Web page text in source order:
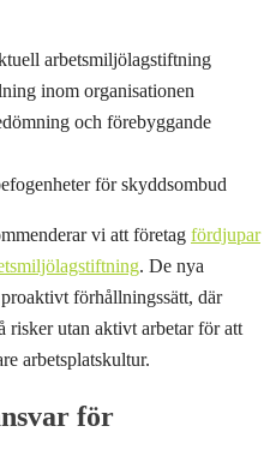
arbetsmiljölagstiftning
inom organisationen
och förebyggande
för skyddsombud
vi att företag fördjupar
. De nya
förhållningssätt, där
risker utan aktivt arbetar för att
arbetsplatskultur.
för